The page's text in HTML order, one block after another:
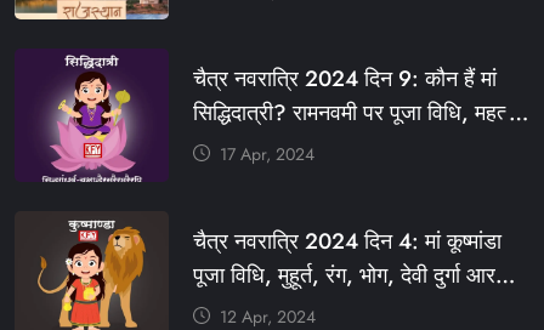
#KHABARFORYOU #KFYNEWS
#KFYSOCIAL
चैत्र नवरात्रि 2024 दिन 9: कौन हैं मां
सिद्धिदात्री? रामनवमी पर पूजा विधि, महत्व,
रंग, प्रसाद #KFY #KFYNEWS
#NAVRATRIDAY
17 Apr, 2024
चैत्र नवरात्रि 2024 दिन 4: मां कूष्मांडा
पूजा विधि, मुहूर्त, रंग, भोग, देवी दुर्गा आरती
और मंत्र #KFY #KFYNEWS
12 Apr, 2024